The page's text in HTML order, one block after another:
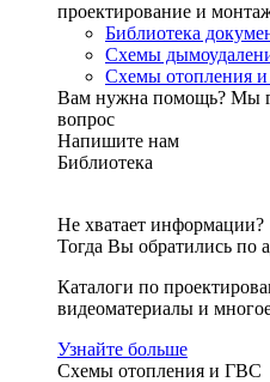
проектирование и
Библиотека
Схемы
Схемы отопления
Вам нужна помощь? Мы
вопрос
Напишите нам
Библиотека
Не хватает информации?
Тогда Вы обратились по
Каталоги по
видеоматериалы и
Узнайте больше
Схемы отопления и ГВС